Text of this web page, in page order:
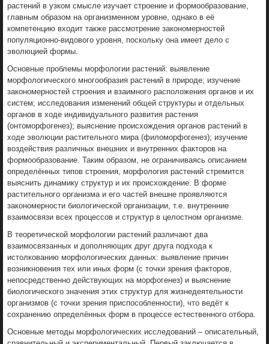
растений в узком смысле изучает строение и формообразование,
главным образом на организменном уровне, однако в её
компетенцию входит также рассмотрение закономерностей
популяционно-видового уровня, поскольку она имеет дело с
эволюцией формы.
Основные проблемы морфологии растений: выявление
морфологического многообразия растений в природе; изучение
закономерностей строения и взаимного расположения органов и их
систем; исследования изменений общей структуры и отдельных
органов в ходе индивидуального развития растения
(онтоморфогенез); выяснение происхождения органов растений в
ходе эволюции растительного мира (филоморфогенез); изучение
воздействия различных внешних и внутренних факторов на
формообразование. Таким образом, не ограничиваясь описанием
определённых типов строения, морфология растений стремится
выяснить динамику структур и их происхождение. В форме
растительного организма и его частей внешне проявляются
закономерности биологической организации, т.е. внутренние
взаимосвязи всех процессов и структур в целостном организме.
В теоретической морфологии растений различают два
взаимосвязанных и дополняющих друг друга подхода к
истолкованию морфологических данных: выявление причин
возникновения тех или иных форм (с точки зрения факторов,
непосредственно действующих на морфогенез) и выяснение
биологического значения этих структур для жизнедеятельности
организмов (с точки зрения приспособленности), что ведёт к
сохранению определённых форм в процессе естественного отбора.
Основные методы морфологических исследований – описательный,